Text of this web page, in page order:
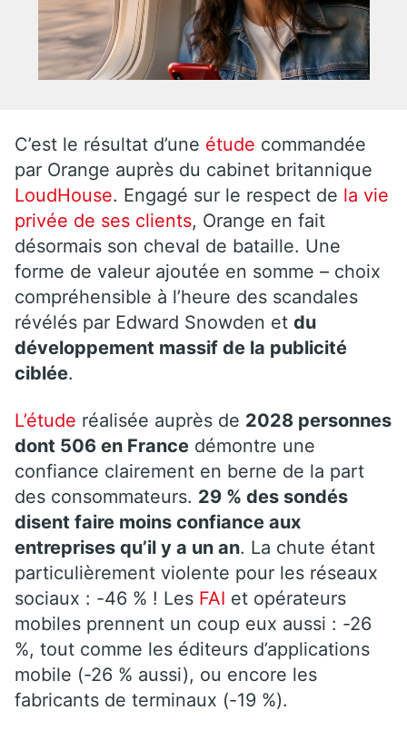
C’est le résultat d’une étude commandée
par Orange auprès du cabinet britannique
LoudHouse. Engagé sur le respect de la vie
privée de ses clients, Orange en fait
désormais son cheval de bataille. Une
forme de valeur ajoutée en somme – choix
compréhensible à l’heure des scandales
révélés par Edward Snowden et du
développement massif de la publicité
ciblée.
L’étude réalisée auprès de 2028 personnes
dont 506 en France démontre une
confiance clairement en berne de la part
des consommateurs. 29 % des sondés
disent faire moins confiance aux
entreprises qu’il y a un an. La chute étant
particulièrement violente pour les réseaux
sociaux : -46 % ! Les FAI et opérateurs
mobiles prennent un coup eux aussi : -26
%, tout comme les éditeurs d’applications
mobile (-26 % aussi), ou encore les
fabricants de terminaux (-19 %).